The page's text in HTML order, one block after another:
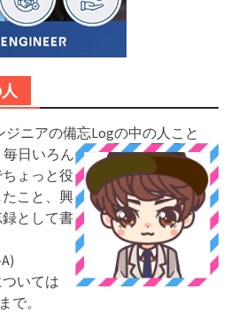
ニアの備忘Logの中の人こと
毎日いろん
ょっと役
こと、興
として書
いては
まで。